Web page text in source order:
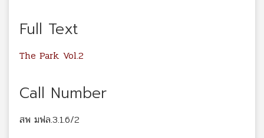
Full Text
The Park. Vol.2
Call Number
สพ มฟล.3.1.6/2